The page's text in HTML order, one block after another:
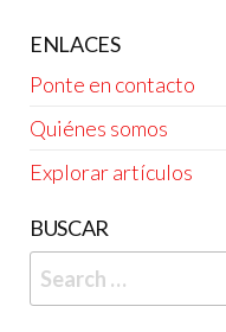
ENLACES
Ponte en contacto
Quiénes somos
Explorar artículos
BUSCAR
Search
for: